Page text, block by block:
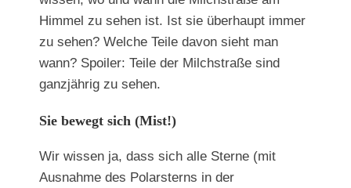
Himmel zu sehen ist. Ist sie überhaupt immer
zu sehen? Welche Teile davon sieht man
wann? Spoiler: Teile der Milchstraße sind
ganzjährig zu sehen.
Sie bewegt sich (Mist!)
Wir wissen ja, dass sich alle Sterne (mit
Ausnahme des Polarsterns in der